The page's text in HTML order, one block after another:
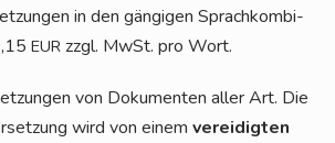
in den gän­gi­gen Sprach­kom­bi­
EUR zzgl. MwSt. pro Wort.
von Doku­men­ten aller Art. Die
wird von einemver­ei­dig­ten